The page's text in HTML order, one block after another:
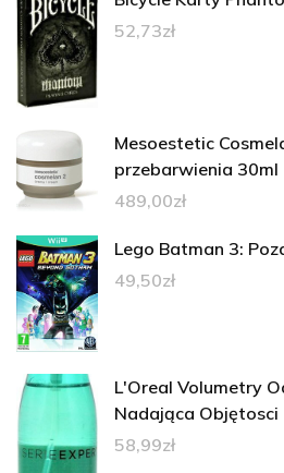
52,73zł
Mesoestetic
przebarwienia 30ml
489,00zł
Lego Batman 3:
49,50zł
L'Oreal Volumetry
Nadająca Objętosci
58,99zł